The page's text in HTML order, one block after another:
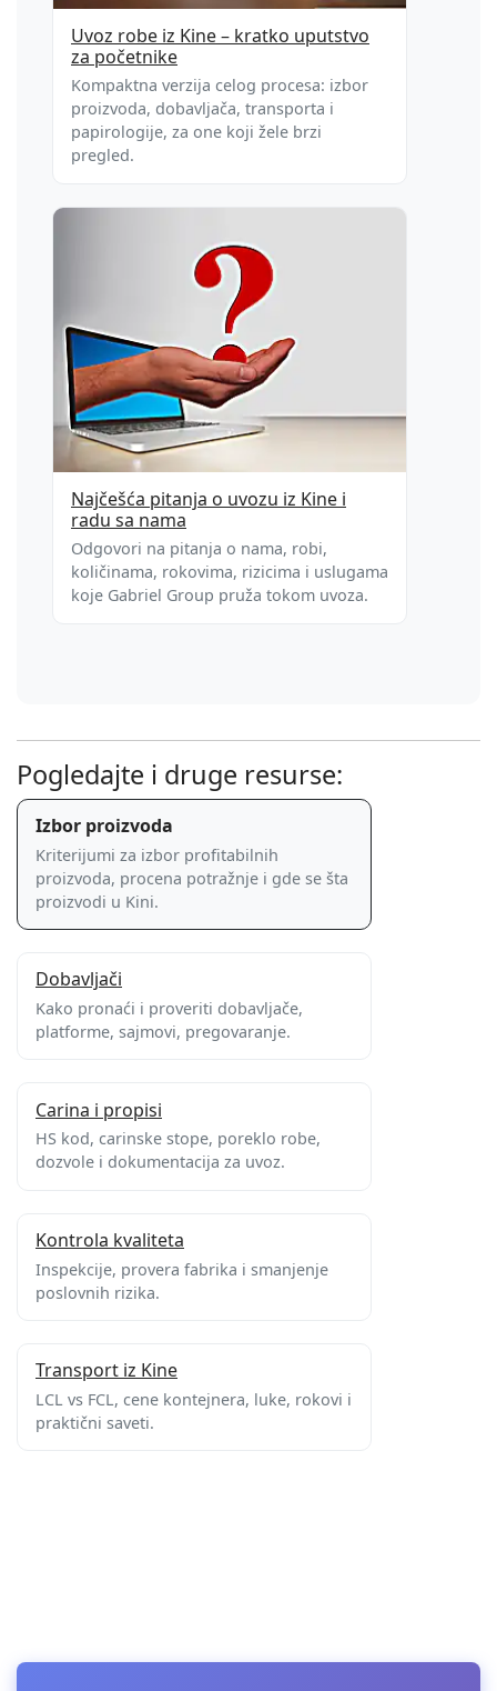
Uvoz robe iz Kine – kratko uputstvo
za početnike
Kompaktna verzija celog procesa: izbor
proizvoda, dobavljača, transporta i
papirologije, za one koji žele brzi
pregled.
Najčešća pitanja o uvozu iz Kine i
radu sa nama
Odgovori na pitanja o nama, robi,
količinama, rokovima, rizicima i uslugama
koje Gabriel Group pruža tokom uvoza.
Pogledajte i druge resurse:
Izbor proizvoda
Kriterijumi za izbor profitabilnih
proizvoda, procena potražnje i gde se šta
proizvodi u Kini.
Dobavljači
Kako pronaći i proveriti dobavljače,
platforme, sajmovi, pregovaranje.
Carina i propisi
HS kod, carinske stope, poreklo robe,
dozvole i dokumentacija za uvoz.
Kontrola kvaliteta
Inspekcije, provera fabrika i smanjenje
poslovnih rizika.
Transport iz Kine
LCL vs FCL, cene kontejnera, luke, rokovi i
praktični saveti.